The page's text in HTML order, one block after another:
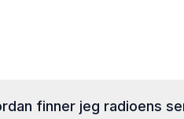
finner jeg radioens